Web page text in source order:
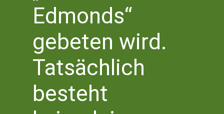
2023 © Literaturhaus Bonn e.V.
Edmonds“
gebeten wird.
Tatsächlich
besteht